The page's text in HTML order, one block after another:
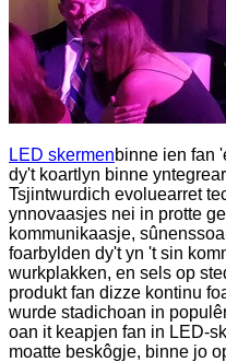
LED skermenbinne ien fan
dy't koartlyn binne
Tsjintwurdich evoluearret
ynnovaasjes nei in protte
kommunikaasje,
foarbylden dy't yn 't sin
wurkplakken, en sels op
produkt fan dizze kontinu
wurde stadichoan in
oan it keapjen fan in LED-
moatte beskôgje, binne jo